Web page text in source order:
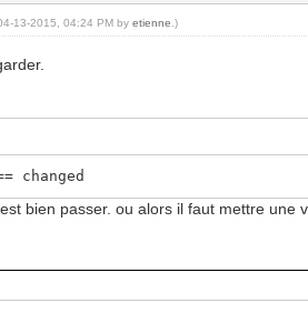
13-2015, 04:24 PM byetienne .)
changed
bien passer. ou alors il faut mettre une